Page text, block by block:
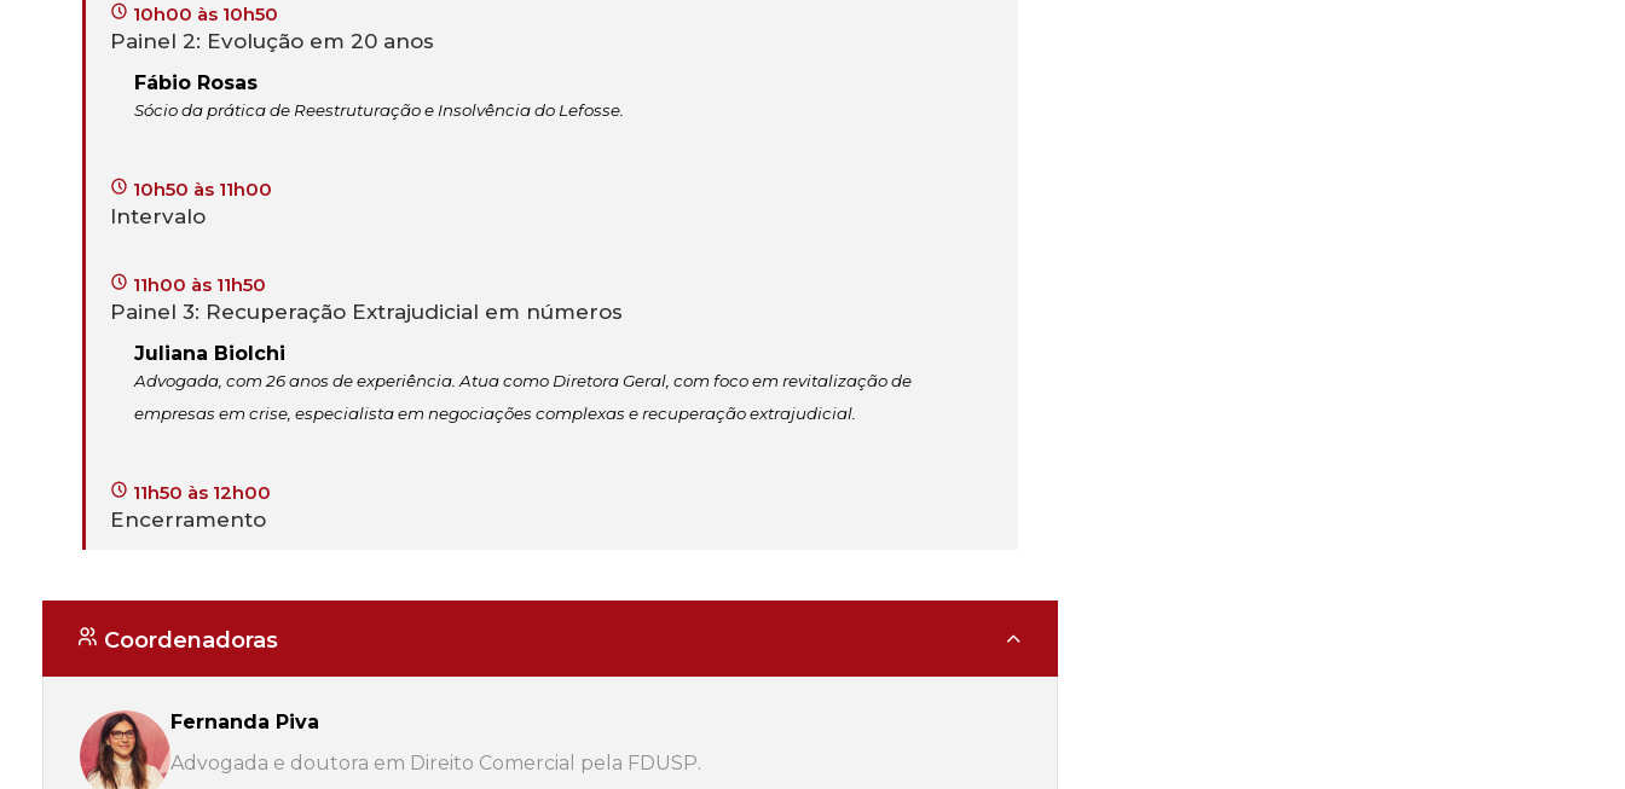
10h00 às 10h50
Painel 2: Evolução em 20 anos
Fábio Rosas
Sócio da prática de Reestruturação e Insolvência do Lefosse.
10h50 às 11h00
Intervalo
11h00 às 11h50
Painel 3: Recuperação Extrajudicial em números
Juliana Biolchi
Advogada, com 26 anos de experiência. Atua como Diretora Geral, com foco em revitalização de
empresas em crise, especialista em negociações complexas e recuperação extrajudicial.
11h50 às 12h00
Encerramento
Coordenadoras
Fernanda Piva
Advogada e doutora em Direito Comercial pela FDUSP.